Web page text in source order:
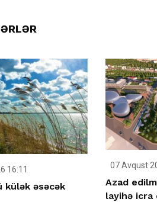
16:11
külək əsəcək
07 Avqust
Azad
layihə icra